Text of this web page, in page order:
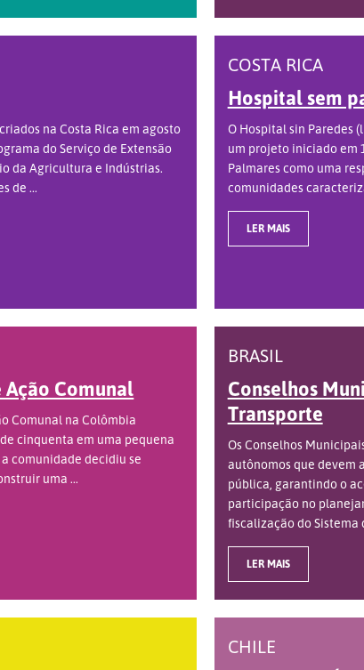
na Costa Rica em agosto
do Serviço de Extensão
da Agricultura e Indústrias.
de ...
COSTA RICA
Hospital sem
O Hospital sin Paredes
um projeto iniciado em
Palmares como uma
comunidades
LER MAIS
Ação Comunal
Comunal na Colômbia
cinquenta em uma pequena
comunidade decidiu se
uma ...
BRASIL
Conselhos
Transporte
Os Conselhos
autônomos que devem
pública, garantindo o
participação no
fiscalização do Sistema
LER MAIS
CHILE